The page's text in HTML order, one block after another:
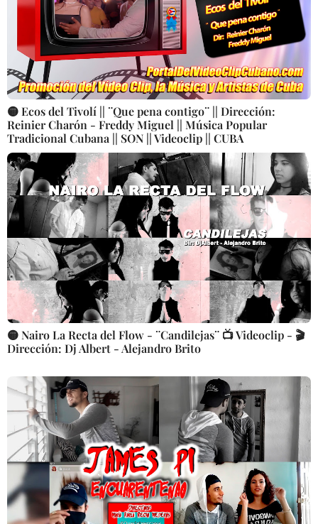
🟡 Ecos del Tivolí || ¨Que pena contigo¨ || Dirección:
Reinier Charón - Freddy Miguel || Música Popular
Tradicional Cubana || SON || Videoclip || CUBA
🟡 Nairo La Recta del Flow - ¨Candilejas¨ 📺 Videoclip - 🎬
Dirección: Dj Albert - Alejandro Brito